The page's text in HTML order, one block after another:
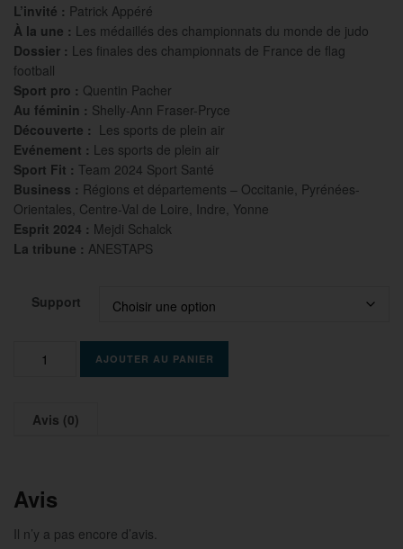
L’invité : Patrick Appéré
À la une : Les médaillés des championnats du monde de judo
Dossier : Les finales des championnats de France de flag
football
Sport pro : Quentin Pacher
Au féminin : Shelly-Ann Fraser-Pryce
Découverte : Les sports de plein air
Evénement : Les sports de plein air
Sport Fit : Team 2024 Sport Santé
Business : Régions et départements – Occitanie, Pyrénées-
Orientales, Centre-Val de Loire, Indre, Yonne
Esprit 2024 : Mejdi Schalck
La tribune : ANESTAPS
Support
AJOUTER AU PANIER
Avis (0)
Avis
Il n’y a pas encore d’avis.